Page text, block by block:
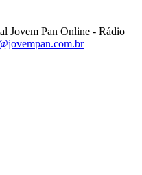
Jovem Pan Online - Rádio